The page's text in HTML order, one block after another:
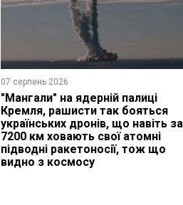
07 серпень 2026
"Мангали" на ядерній палиці
Кремля, рашисти так бояться
українських дронів, що навіть за
7200 км ховають свої атомні
підводні ракетоносії, тож що
видно з космосу